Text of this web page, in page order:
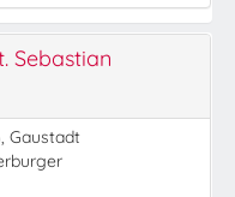
Sebastian
Gaustadt